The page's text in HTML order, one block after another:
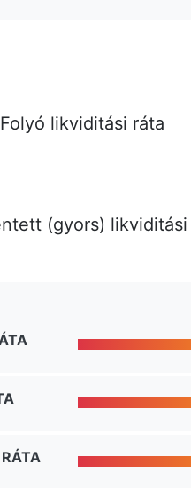
Folyó likviditási ráta
(gyors) likviditási